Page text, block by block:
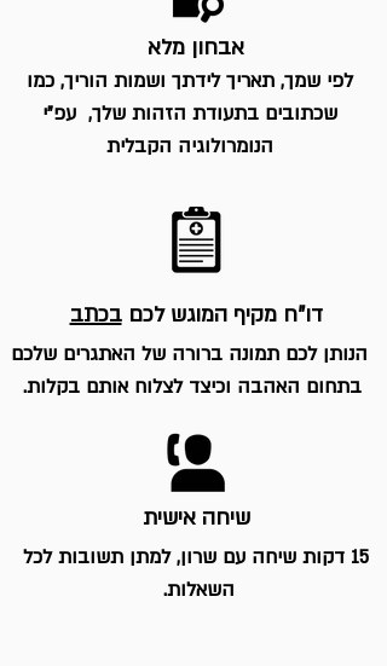
אבחון מלא
לפי שמך, תאריך לידתך ושמות הוריך, כמו
שכתובים בתעודת הזהות שלך, עפ"י
הנומרולוגיה הקבלית
דו"ח מקיף המוגש לכםבכתב
הנותן לכם תמונה ברורה של האתגרים שלכם
בתחום האהבה וכיצד לצלוח אותם בקלות.
שיחה אישית
15 דקות שיחה עם שרון, למתן תשובות לכל
השאלות.